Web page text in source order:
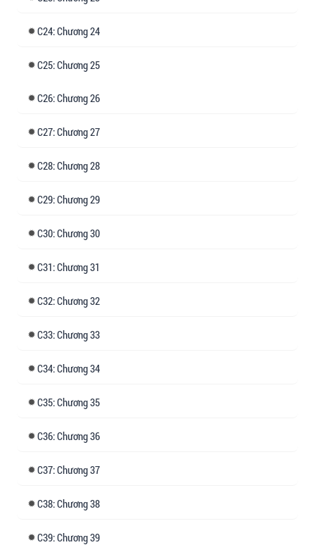
24: Chương 24
25: Chương 25
26: Chương 26
27: Chương 27
28: Chương 28
29: Chương 29
30: Chương 30
31: Chương 31
32: Chương 32
33: Chương 33
34: Chương 34
35: Chương 35
36: Chương 36
37: Chương 37
38: Chương 38
39: Chương 39